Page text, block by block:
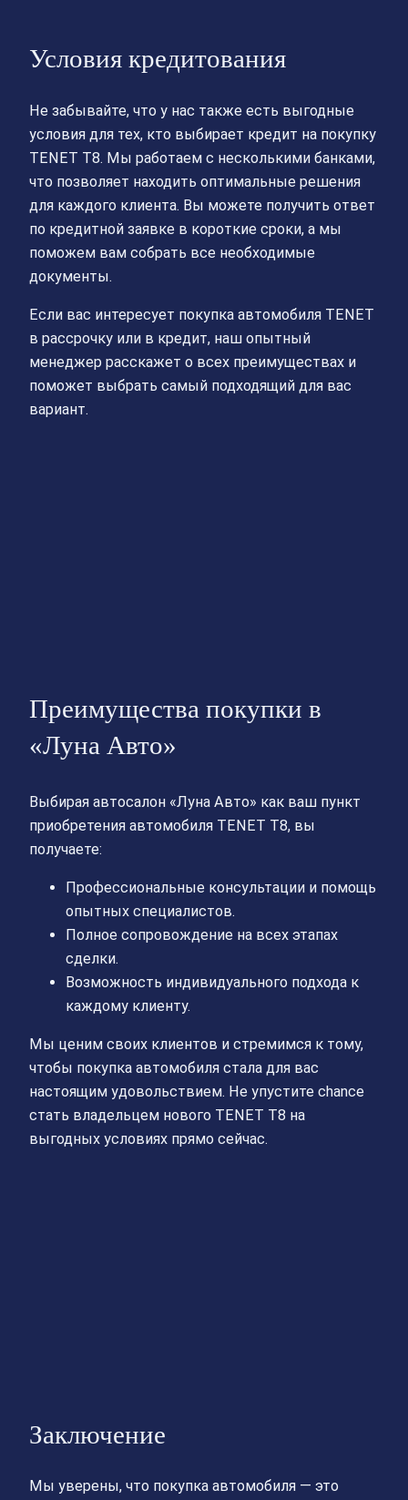
Условия кредитования
Не забывайте, что у нас также есть выгодные
условия для тех, кто выбирает кредит на покупку
TENET T8. Мы работаем с несколькими банками,
что позволяет находить оптимальные решения
для каждого клиента. Вы можете получить ответ
по кредитной заявке в короткие сроки, а мы
поможем вам собрать все необходимые
документы.
Если вас интересует покупка автомобиля TENET
в рассрочку или в кредит, наш опытный
менеджер расскажет о всех преимуществах и
поможет выбрать самый подходящий для вас
вариант.
Преимущества покупки в
«Луна Авто»
Выбирая автосалон «Луна Авто» как ваш пункт
приобретения автомобиля TENET T8, вы
получаете:
Профессиональные консультации и помощь
опытных специалистов.
Полное сопровождение на всех этапах
сделки.
Возможность индивидуального подхода к
каждому клиенту.
Мы ценим своих клиентов и стремимся к тому,
чтобы покупка автомобиля стала для вас
настоящим удовольствием. Не упустите chance
стать владельцем нового TENET T8 на
выгодных условиях прямо сейчас.
Заключение
Мы уверены, что покупка автомобиля — это